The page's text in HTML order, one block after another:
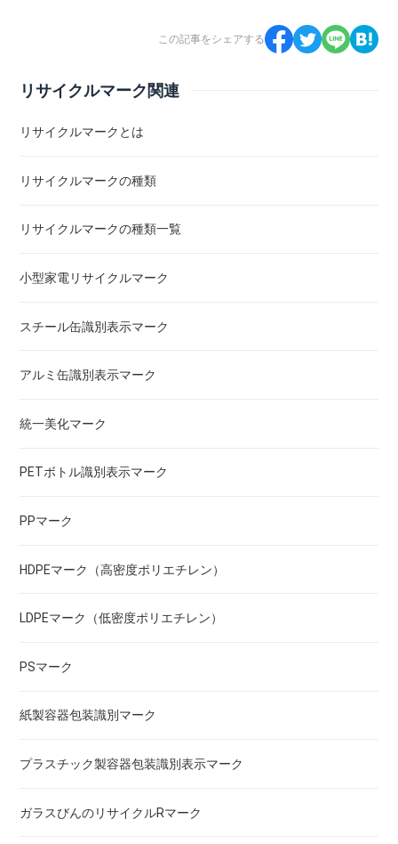
この記事をシェアする
リサイクルマーク関連
リサイクルマークとは
リサイクルマークの種類
リサイクルマークの種類一覧
小型家電リサイクルマーク
スチール缶識別表示マーク
アルミ缶識別表示マーク
統一美化マーク
PETボトル識別表示マーク
PPマーク
HDPEマーク（高密度ポリエチレン）
LDPEマーク（低密度ポリエチレン）
PSマーク
紙製容器包装識別マーク
プラスチック製容器包装識別表示マーク
ガラスびんのリサイクルRマーク